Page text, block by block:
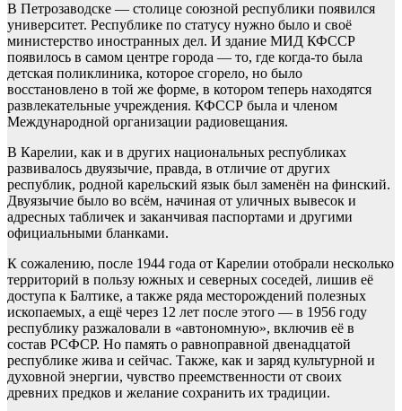
В Петрозаводске — столице союзной республики появился
университет. Республике по статусу нужно было и своё
министерство иностранных дел. И здание МИД КФССР
появилось в самом центре города — то, где когда-то была
детская поликлиника, которое сгорело, но было
восстановлено в той же форме, в котором теперь находятся
развлекательные учреждения. КФССР была и членом
Международной организации радиовещания.
В Карелии, как и в других национальных республиках
развивалось двуязычие, правда, в отличие от других
республик, родной карельский язык был заменён на финский.
Двуязычие было во всём, начиная от уличных вывесок и
адресных табличек и заканчивая паспортами и другими
официальными бланками.
К сожалению, после 1944 года от Карелии отобрали несколько
территорий в пользу южных и северных соседей, лишив её
доступа к Балтике, а также ряда месторождений полезных
ископаемых, а ещё через 12 лет после этого — в 1956 году
республику разжаловали в «автономную», включив её в
состав РСФСР. Но память о равноправной двенадцатой
республике жива и сейчас. Также, как и заряд культурной и
духовной энергии, чувство преемственности от своих
древних предков и желание сохранить их традиции.